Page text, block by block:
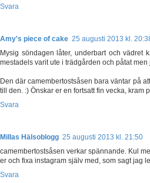
Svara
Amy's piece of cake 25 augusti 2013 kl.
Mysig söndagen låter, underbart och
mestadels varit ute i trädgården och påtat
Den där camembertostsåsen bara väntar på
till den. :) Önskar er en fortsatt fin vecka, kram
Svara
Millas Hälsoblogg 25 augusti 2013 kl. 21:50
camembertostsåsen verkar spännande. Kul
er och fixa instagram själv med, som sagt jag
Svara